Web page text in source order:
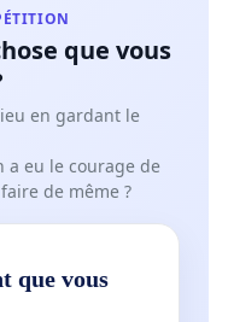
que vous
en gardant le
a eu le courage de
de même ?
que vous